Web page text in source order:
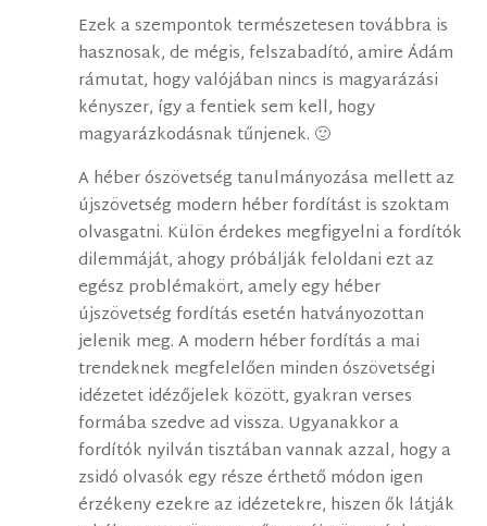
Ezek a szempontok természetesen továbbra is
hasznosak, de mégis, felszabadító, amire Ádám
rámutat, hogy valójában nincs is magyarázási
kényszer, így a fentiek sem kell, hogy
magyarázkodásnak tűnjenek. 🙂
A héber ószövetség tanulmányozása mellett az
újszövetség modern héber fordítást is szoktam
olvasgatni. Külön érdekes megfigyelni a fordítók
dilemmáját, ahogy próbálják feloldani ezt az
egész problémakört, amely egy héber
újszövetség fordítás esetén hatványozottan
jelenik meg. A modern héber fordítás a mai
trendeknek megfelelően minden ószövetségi
idézetet idézőjelek között, gyakran verses
formába szedve ad vissza. Ugyanakkor a
fordítók nyilván tisztában vannak azzal, hogy a
zsidó olvasók egy része érthető módon igen
érzékeny ezekre az idézetekre, hiszen ők látják